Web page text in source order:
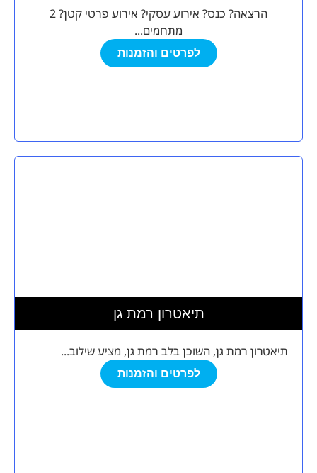
הרצאה? כנס? אירוע עסקי? אירוע פרטי קטן? 2
מתחמים...
לפרטים והזמנות
תיאטרון רמת גן
תיאטרון רמת גן, השוכן בלב רמת גן, מציע שילוב...
לפרטים והזמנות